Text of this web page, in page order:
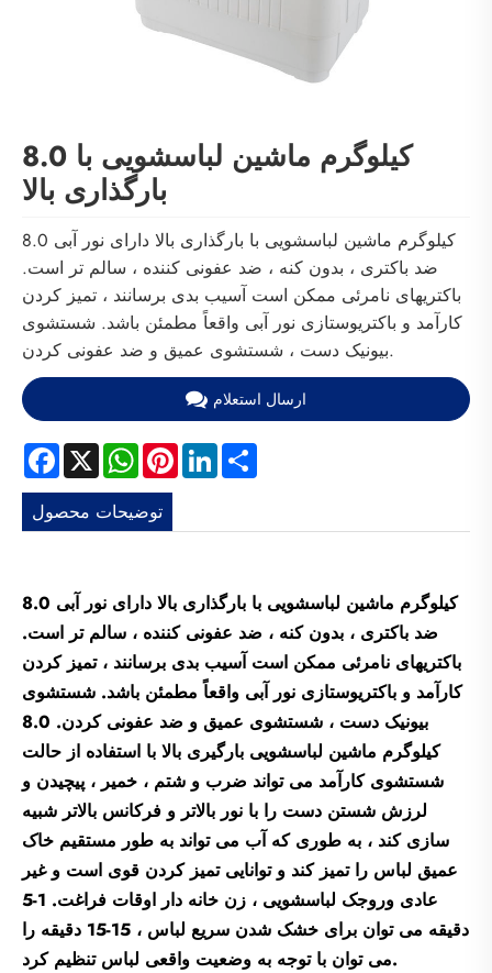
8.0 کیلوگرم ماشین لباسشویی با
بارگذاری بالا
8.0 کیلوگرم ماشین لباسشویی با بارگذاری بالا دارای نور آبی
ضد باکتری ، بدون کنه ، ضد عفونی کننده ، سالم تر است.
باکتریهای نامرئی ممکن است آسیب بدی برسانند ، تمیز کردن
کارآمد و باکتریوستازی نور آبی واقعاً مطمئن باشد. شستشوی
بیونیک دست ، شستشوی عمیق و ضد عفونی کردن.
ارسال استعلام
Facebook
X WhatsApp
PinterestLinkedIn
توضیحات محصول
8.0 کیلوگرم ماشین لباسشویی با بارگذاری بالا دارای نور آبی
ضد باکتری ، بدون کنه ، ضد عفونی کننده ، سالم تر است.
باکتریهای نامرئی ممکن است آسیب بدی برسانند ، تمیز کردن
کارآمد و باکتریوستازی نور آبی واقعاً مطمئن باشد. شستشوی
بیونیک دست ، شستشوی عمیق و ضد عفونی کردن. 8.0
کیلوگرم ماشین لباسشویی بارگیری بالا با استفاده از حالت
شستشوی کارآمد می تواند ضرب و شتم ، خمیر ، پیچیدن و
لرزش شستن دست را با نور بالاتر و فرکانس بالاتر شبیه
سازی کند ، به طوری که آب می تواند به طور مستقیم خاک
عمیق لباس را تمیز کند و توانایی تمیز کردن قوی است و غیر
عادی وروجک لباسشویی ، زن خانه دار اوقات فراغت. 1-5
دقیقه می توان برای خشک شدن سریع لباس ، 15-15 دقیقه را
می توان با توجه به وضعیت واقعی لباس تنظیم کرد.